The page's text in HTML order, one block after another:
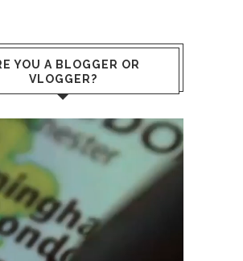
YOU A BLOGGER OR
VLOGGER?